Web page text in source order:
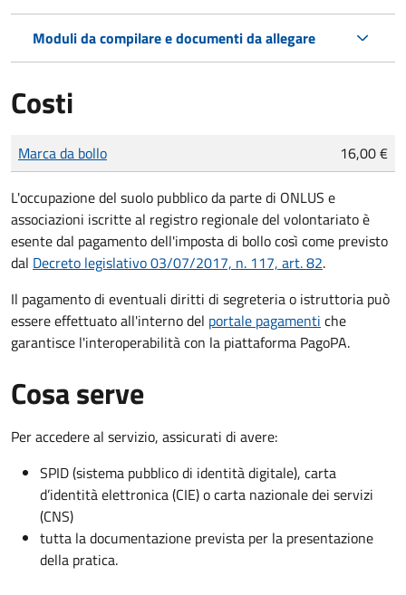
Moduli da compilare e documenti da allegare
Costi
Tipo di pagamento
Importo
Marca da bollo 16,00 €
L'occupazione del suolo pubblico da parte di ONLUS e
associazioni iscritte al registro regionale del volontariato è
esente dal pagamento dell'imposta di bollo così come previsto
dal Decreto legislativo 03/07/2017, n. 117, art. 82.
Il pagamento di eventuali diritti di segreteria o istruttoria può
essere effettuato all'interno del portale pagamenti che
garantisce l'interoperabilità con la piattaforma PagoPA.
Cosa serve
Per accedere al servizio, assicurati di avere:
SPID (sistema pubblico di identità digitale), carta
d’identità elettronica (CIE) o carta nazionale dei servizi
(CNS)
tutta la documentazione prevista per la presentazione
della pratica.